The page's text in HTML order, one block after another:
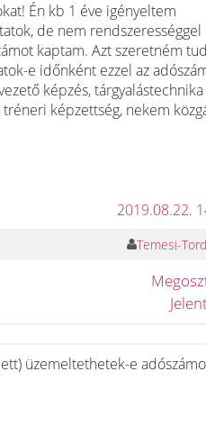
Én kb 1 éve igényeltem
de nem rendszerességgel
kaptam. Azt szeretném
e időnként ezzel az
képzés,
képzettség, nekem
2019.08.22.
Temesi-
üzemeltethetek-e